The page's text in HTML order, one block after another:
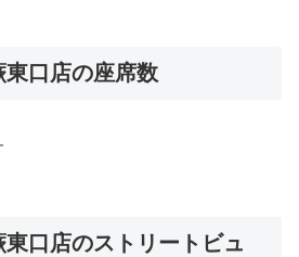
口店の座席数
口店のストリートビュ